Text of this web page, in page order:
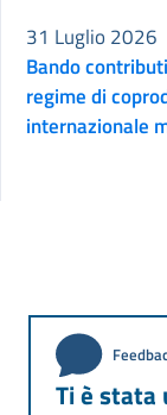
Bando
regime di
internazionale
31 Luglio 2026
Ti è stata